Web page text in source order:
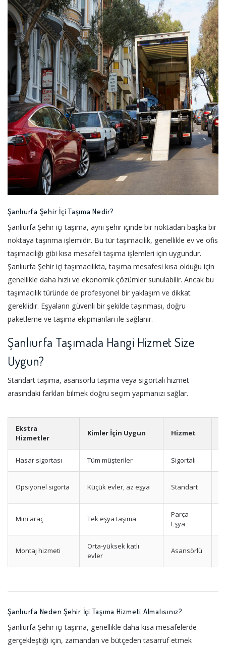
Şanlıurfa Şehir İçi Taşıma Nedir?
Şanlıurfa Şehir içi taşıma, aynı şehir içinde bir noktadan başka bir
noktaya taşınma işlemidir. Bu tür taşımacılık, genellikle ev ve ofis
taşımacılığı gibi kısa mesafeli taşıma işlemleri için uygundur.
Şanlıurfa Şehir içi taşımacılıkta, taşıma mesafesi kısa olduğu için
genellikle daha hızlı ve ekonomik çözümler sunulabilir. Ancak bu
taşımacılık türünde de profesyonel bir yaklaşım ve dikkat
gereklidir. Eşyaların güvenli bir şekilde taşınması, doğru
paketleme ve taşıma ekipmanları ile sağlanır.
Şanlıurfa Taşımada Hangi Hizmet Size
Uygun?
Standart taşıma, asansörlü taşıma veya sigortalı hizmet
arasındaki farkları bilmek doğru seçim yapmanızı sağlar.
Ekstra
Hizmetler
Kimler İçin Uygun Hizmet
Hasar sigortası Tüm müşteriler Sigortalı
Opsiyonel sigorta Küçük evler, az eşya Standart
Mini araç Tek eşya taşıma
Parça
Eşya
Montaj hizmeti
Orta-yüksek katlı
evler
Asansörlü
Şanlıurfa Neden Şehir İçi Taşıma Hizmeti Almalısınız?
Şanlıurfa Şehir içi taşıma, genellikle daha kısa mesafelerde
gerçekleştiği için, zamandan ve bütçeden tasarruf etmek